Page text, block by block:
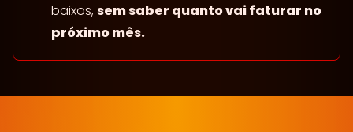
baixos, sem saber quanto vai faturar no
próximo mês.